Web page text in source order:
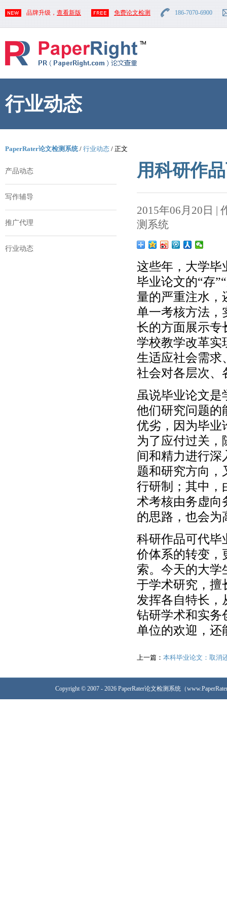
品牌升级， 查看新版 免费论文检测 186-7070-6900
行业动态
PaperRater论文检测系统/ 行业动态 / 正文
产品动态
写作辅导
推广代理
行业动态
用科研作
2015年06月20日 |
测系统
这些年，大学毕
毕业论文的“存
量的严重注水，
单一考核方法，
长的方面展示专
学校教学改革实
生适应社会需求
社会对各层次、
虽说毕业论文
他们研究问题的
优劣，因为毕业
为了应付过关
间和精力进行深
题和研究方向，
行研制；其中，
术考核由务虚向
的思路，也会为
科研作品可代毕
价体系的转变，
索。今天的大学
于学术研究，擅
发挥各自特长，
钻研学术和实务
单位的欢迎，还
上一篇： 本科毕业论文：取消
Copyright © 2007 - 2026 PaperRater论文检测系统（